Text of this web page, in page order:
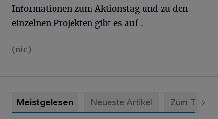
Informationen zum Aktionstag und zu den
einzelnen Projekten gibt es auf .
(nic)
Meistgelesen Neueste Artikel Zum Thema